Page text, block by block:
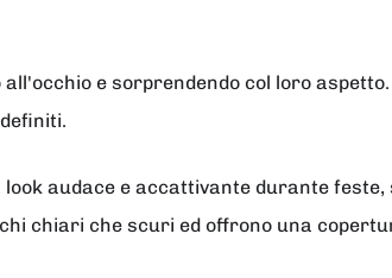
e sorprendendo col loro
audace e accattivante durante
chiari che scuri ed offrono una